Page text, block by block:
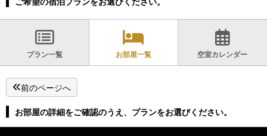
プラン一覧 お部屋一覧 空室カレンダー
前のページへ
お部屋の詳細をご確認のうえ、プランをお選びください。